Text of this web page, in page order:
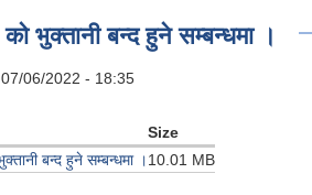
भुक्तानी बन्द हुने सम्बन्धमा ।
06/2022 - 18:35
Size
बन्द हुने सम्बन्धमा ।10.01 MB